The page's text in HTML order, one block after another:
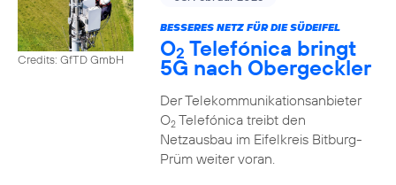
Credits: GfTD GmbH
BESSERES NETZ FÜR DIE SÜDEIFEL
O2 Telefónica bringt
5G nach Obergeckler
Der Telekommunikationsanbieter
O2Telefónica treibt den
Netzausbau im Eifelkreis Bitburg-
Prüm weiter voran.